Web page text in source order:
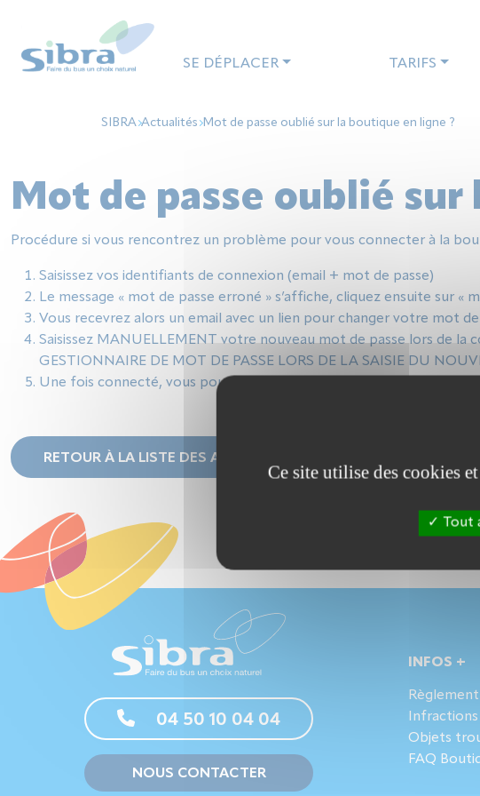
SE DÉPLACER TARIFS
SIBRA Actualités Mot de passe oublié sur la boutique en ligne ?
Mot de passe oublié
Procédure si vous rencontrez un problème pour vous connecter à la
Saisissez vos identifiants de connexion (email + mot de passe)
Le message « mot de passe erroné » s’affiche, cliquez ensuite sur «
Vous recevrez alors un email avec un lien pour changer votre mot
Saisissez MANUELLEMENT votre nouveau mot de passe lors de la
GESTIONNAIRE DE MOT DE PASSE LORS DE LA SAISIE DU
Une fois connecté, vous pouvez enregistrer le nouveau mot de
RETOUR À LA LISTE DES ACTUALITÉS
04 50 10 04 04
NOUS CONTACTER
INFOS +
Objets
FAQ
Ce site utilise des cookies
Tout